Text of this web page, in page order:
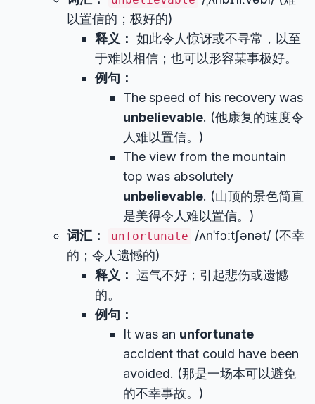
以置信的；极好的)
释义： 如此令人惊讶或不寻常，以至
于难以相信；也可以形容某事极好。
例句：
The speed of his recovery was
unbelievable. (他康复的速度令
人难以置信。)
The view from the mountain
top was absolutely
unbelievable. (山顶的景色简直
是美得令人难以置信。)
词汇：
unfortunate /ʌnˈfɔːtʃənət/ (不幸
的；令人遗憾的)
释义： 运气不好；引起悲伤或遗憾
的。
例句：
It was an unfortunate
accident that could have been
avoided. (那是一场本可以避免
的不幸事故。)